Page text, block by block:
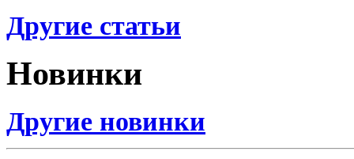
Другие статьи
Новинки
Другие новинки